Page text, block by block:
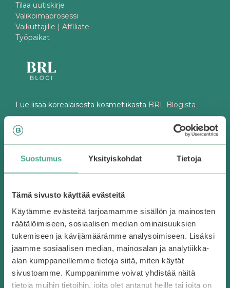
Suostumus Yksityiskohdat Tietoja
Tämä sivusto käyttää evästeitä
Käytämme evästeitä tarjoamamme sisällön ja mainosten
räätälöimiseen, sosiaalisen median ominaisuuksien
tukemiseen ja kävijämäärämme analysoimiseen. Lisäksi
jaamme sosiaalisen median, mainosalan ja analytiikka-
alan kumppaneillemme tietoja siitä, miten käytät
sivustoamme. Kumppanimme voivat yhdistää näitä
tietoja muihin tietoihin, joita olet antanut heille tai joita on
Tilaa uutiskirje
Valikoimaprosessi
Vaikuttajille | Affiliate
Työpaikat
Lue lisää korealaisesta kosmetiikasta BRL Blogista
Bearelin myymälä
| E-taso
Aukioloajat
La 10-19
Su 12-18
Katso poikkeusaukioloajat
Yhteystiedot
Myymälän puh. 050 556 3788
store@bearel.com